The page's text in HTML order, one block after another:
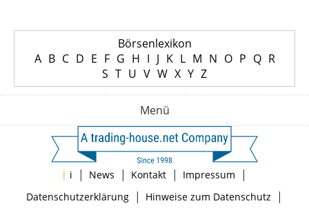
Börsenlexikon
A B C D E F G H I J K L M N O P Q R
S T U V W X Y Z
Menü
| i | News | Kontakt | Impressum |
Datenschutzerklärung| Hinweise zum Datenschutz |